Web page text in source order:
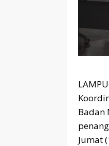
Badan
Jumat